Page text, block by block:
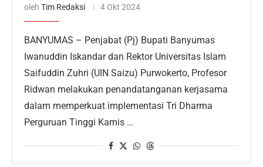
oleh Tim Redaksi 4 Okt 2024
BANYUMAS – Penjabat (Pj) Bupati Banyumas
Iwanuddin Iskandar dan Rektor Universitas Islam
Saifuddin Zuhri (UIN Saizu) Purwokerto, Profesor
Ridwan melakukan penandatanganan kerjasama
dalam memperkuat implementasi Tri Dharma
Perguruan Tinggi Kamis …